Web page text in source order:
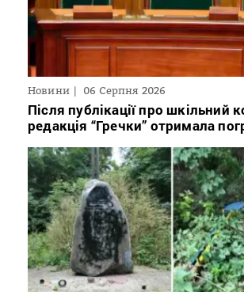
Новини 06 Серпня 2026
Після публікації про шкільний
редакція “Гречки” отримала